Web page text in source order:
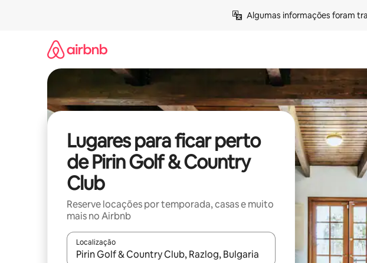
Algumas informações foram
Lugares para ficar perto
de Pirin Golf & Country
Club
Reserve locações por temporada, casas e muito
mais no Airbnb
Localização
Quando os resultados estiverem disponíveis, explore-os usando as seta